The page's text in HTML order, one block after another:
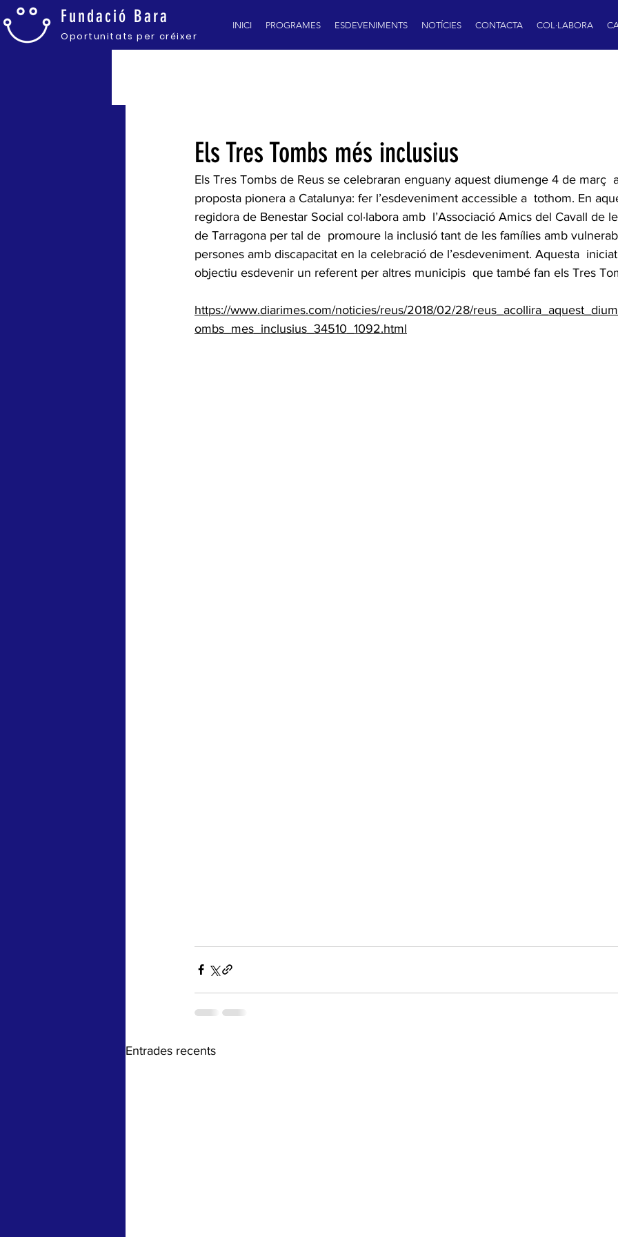
INICI PROGRAMES ESDEVENIMENTS NOTÍCIES CONTACTA COL·LABORA
Fundació Bara
Oportunitats per créixer
Els Tres Tombs més inclusius
Els Tres Tombs de Reus se celebraran enguany aquest diumenge 4 de març
proposta pionera a Catalunya: fer l’esdeveniment accessible a  tothom. En
regidora de Benestar Social col·labora amb  l’Associació Amics del Cavall de
de Tarragona per tal de  promoure la inclusió tant de les famílies amb
persones amb discapacitat en la celebració de l’esdeveniment. Aquesta
objectiu esdevenir un referent per altres municipis  que també fan els Tres
https://www.diarimes.com/noticies/reus/2018/02/28/
ombs_mes_inclusius_34510_1092.html
Entrades recents